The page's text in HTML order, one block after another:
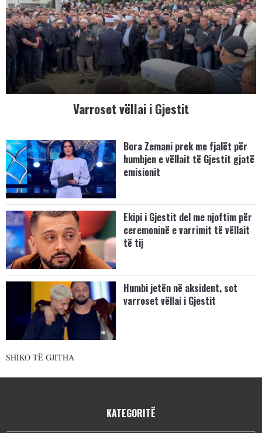
Varroset vëllai i Gjestit
Bora Zemani prek me fjalët për
humbjen e vëllait të Gjestit gjatë
emisionit
Ekipi i Gjestit del me njoftim për
ceremoninë e varrimit të vëllait
të tij
Humbi jetën në aksident, sot
varroset vëllai i Gjestit
SHIKO TË GJITHA
KATEGORITË